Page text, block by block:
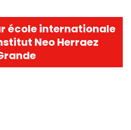
école internationale
Neo Herraez